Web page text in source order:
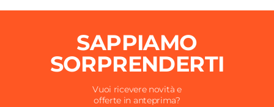
SAPPIAMO
SORPRENDERTI
Vuoi ricevere novità e
offerte in anteprima?